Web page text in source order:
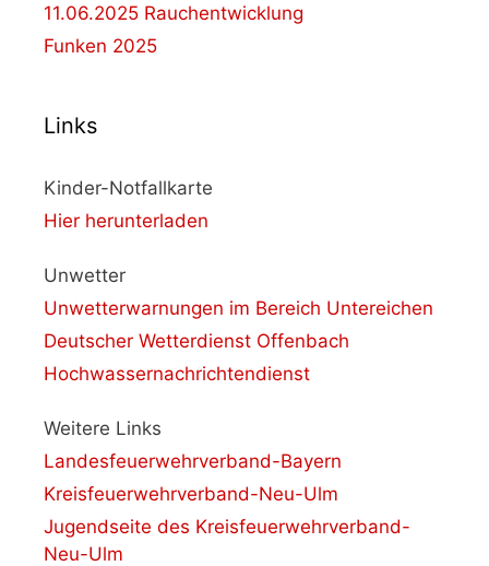
11.06.2025 Rauchentwicklung
Funken 2025
Links
Kinder-Notfallkarte
Hier herunterladen
Unwetter
Unwetterwarnungen im Bereich Untereichen
Deutscher Wetterdienst Offenbach
Hochwassernachrichtendienst
Weitere Links
Landesfeuerwehrverband-Bayern
Kreisfeuerwehrverband-Neu-Ulm
Jugendseite des Kreisfeuerwehrverband-
Neu-Ulm